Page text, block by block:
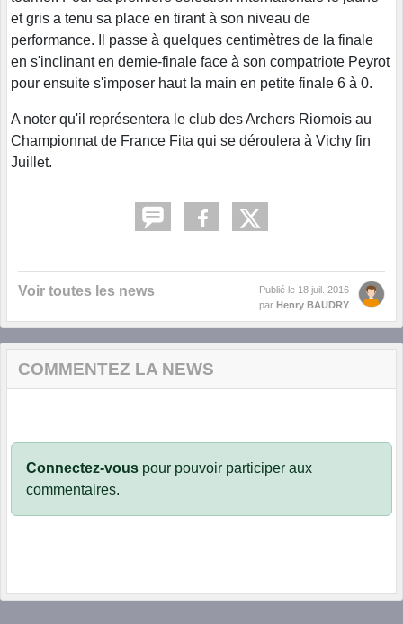
et gris a tenu sa place en tirant à son niveau de
performance. Il passe à quelques centimètres de la finale
en s'inclinant en demie-finale face à son compatriote Peyrot
pour ensuite s'imposer haut la main en petite finale 6 à 0.
A noter qu'il représentera le club des Archers Riomois au
Championnat de France Fita qui se déroulera à Vichy fin
Juillet.
Voir toutes les news Publié le 18 juil. 2016
par Henry BAUDRY
COMMENTEZ LA NEWS
Connectez-vous pour pouvoir participer aux
commentaires.